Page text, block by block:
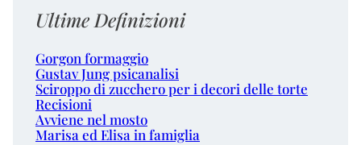
Ultime Definizioni
Gorgon formaggio
Gustav Jung psicanalisi
Sciroppo di zucchero per i decori delle torte
Recisioni
Avviene nel mosto
Marisa ed Elisa in famiglia